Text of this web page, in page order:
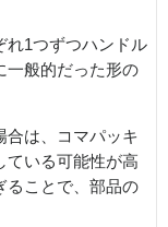
れ1つずつハンドル
一般的だった形の
合は、コマパッキ
ている可能性が高
ることで、部品の